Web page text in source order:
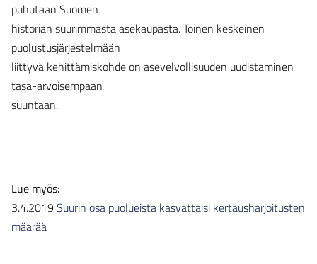
puhutaan Suomen
historian suurimmasta asekaupasta. Toinen keskeinen
puolustusjärjestelmään
liittyvä kehittämiskohde on asevelvollisuuden uudistaminen
tasa-arvoisempaan
suuntaan.
Lue myös:
3.4.2019 Suurin osa puolueista kasvattaisi kertausharjoitusten
määrää